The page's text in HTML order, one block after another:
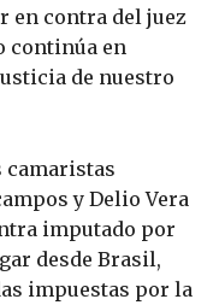
en contra del juez
continúa en
de nuestro
camaristas
y Delio Vera
imputado por
desde Brasil,
impuestas por la